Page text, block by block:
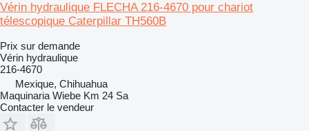
Vérin hydraulique FLECHA 216-4670 pour chariot
télescopique Caterpillar TH560B
Prix sur demande
Vérin hydraulique
216-4670
Mexique, Chihuahua
Maquinaria Wiebe Km 24 Sa
Contacter le vendeur